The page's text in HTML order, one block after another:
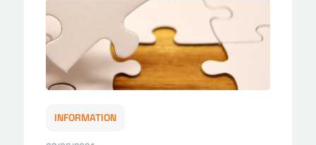
INFORMATION